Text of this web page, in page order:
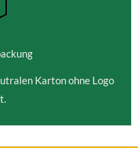
Karton ohne Logo